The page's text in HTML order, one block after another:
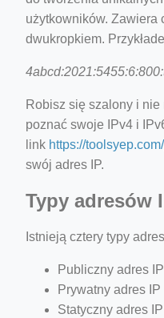
użytkowników. Zawiera
dwukropkiem.
Robisz się szalony i
poznać swoje IPv4 i
link https://
swój adres IP.
Typy adresów
Istnieją cztery typy
Publiczny adres IP
Prywatny adres IP
Statyczny adres IP